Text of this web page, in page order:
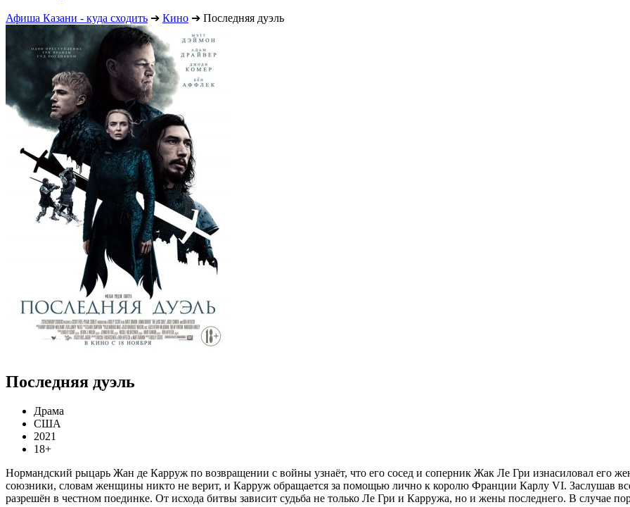
Афиша Казани - куда сходить ➔ Кино ➔ Последняя дуэль
Последняя дуэль
Драма
США
2021
18+
Нормандский рыцарь Жан де Карруж по возвращении с войны узнаёт, что его сосед и соперник Жак Ле Гри изнасиловал его
союзники, словам женщины никто не верит, и Карруж обращается за помощью лично к королю Франции Карлу VI. Заслушав
разрешён в честном поединке. От исхода битвы зависит судьба не только Ле Гри и Карружа, но и жены последнего. В случае